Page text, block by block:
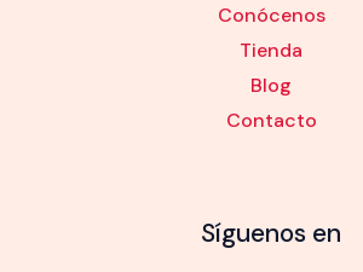
Conócenos
Tienda
Blog
Contacto
Síguenos en